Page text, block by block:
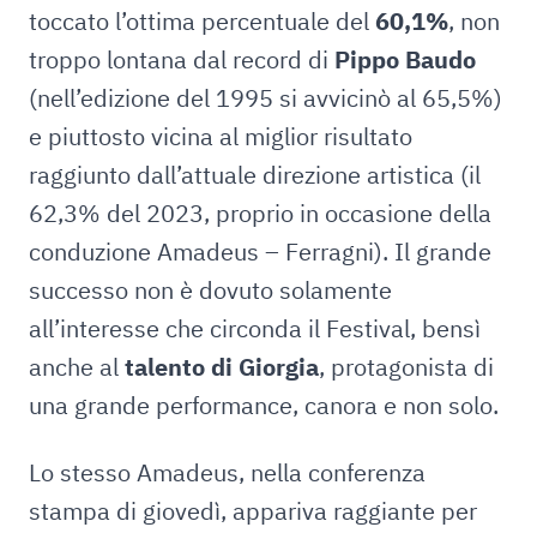
toccato l’ottima percentuale del60,1%, non
troppo lontana dal record di Pippo Baudo
(nell’edizione del 1995 si avvicinò al 65,5%)
e piuttosto vicina al miglior risultato
raggiunto dall’attuale direzione artistica (il
62,3% del 2023, proprio in occasione della
conduzione Amadeus – Ferragni). Il grande
successo non è dovuto solamente
all’interesse che circonda il Festival, bensì
anche altalento di Giorgia, protagonista di
una grande performance, canora e non solo.
Lo stesso Amadeus, nella conferenza
stampa di giovedì, appariva raggiante per